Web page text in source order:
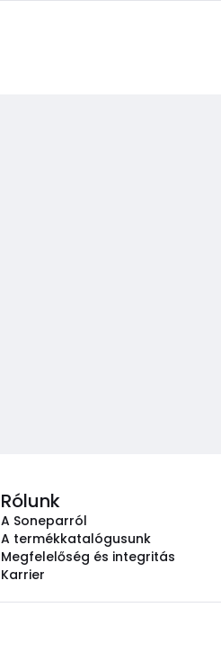
Rólunk
A Soneparról
A termékkatalógusunk
Megfelelőség és integritás
Karrier